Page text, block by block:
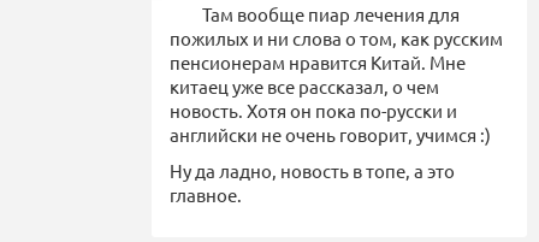
Там вообще пиар лечения для
пожилых и ни слова о том, как русским
пенсионерам нравится Китай. Мне
китаец уже все рассказал, о чем
новость. Хотя он пока по-русски и
английски не очень говорит, учимся :)
Ну да ладно, новость в топе, а это
главное.